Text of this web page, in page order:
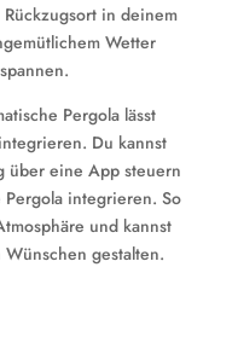
in deinem
Wetter
Pergola lässt
Du kannst
über eine App steuern
integrieren. So
und kannst
gestalten.